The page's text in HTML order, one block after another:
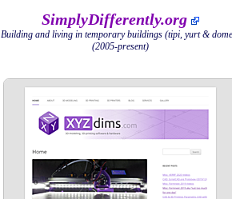
SimplyDifferently.org
Building and living in temporary buildings (tipi, yurt &
(2005-present)